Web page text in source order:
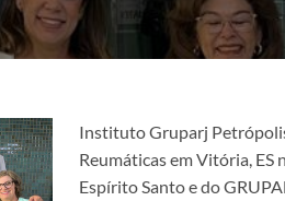
Instituto Gruparj Petrópolis
Reumáticas em Vitória, ES
Espírito Santo e do